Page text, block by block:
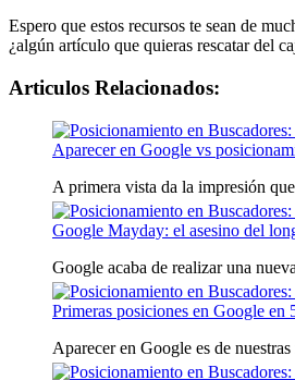
Espero que estos recursos te sean de
¿algún artículo que quieras rescatar del
Articulos Relacionados:
Aparecer en Google vs
A primera vista da la impresión
Google Mayday: el asesino del
Google acaba de realizar una
Primeras posiciones en Google en
Aparecer en Google es de